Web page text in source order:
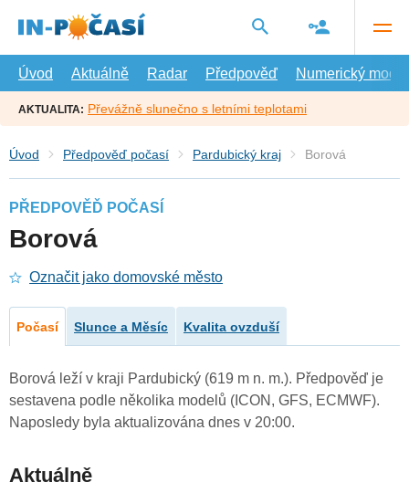
hlavní
Úvod
Aktuálně Radar Předpověď Numerický model
AKTUALITA: Převážně slunečno s letními teplotami
Úvod Předpověď počasí Pardubický kraj Borová
PŘEDPOVĚĎ POČASÍ
Borová
Označit jako domovské město
Počasí Slunce a Měsíc Kvalita ovzduší
Borová leží v kraji Pardubický (619 m n. m.). Předpověď je
sestavena podle několika modelů (ICON, GFS, ECMWF).
Naposledy byla aktualizována dnes v 20:00.
Aktuálně